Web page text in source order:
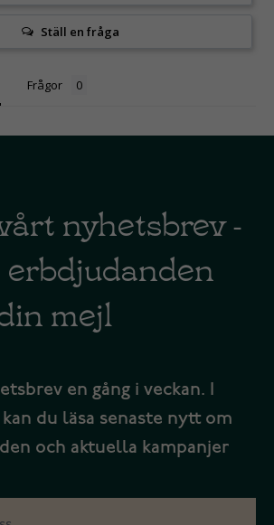
Ställ en fråga
Frågor
nyhetsbrev -
erbdjudanden
mejl
en gång i veckan. I
du läsa senaste nytt om
och aktuella kampanjer